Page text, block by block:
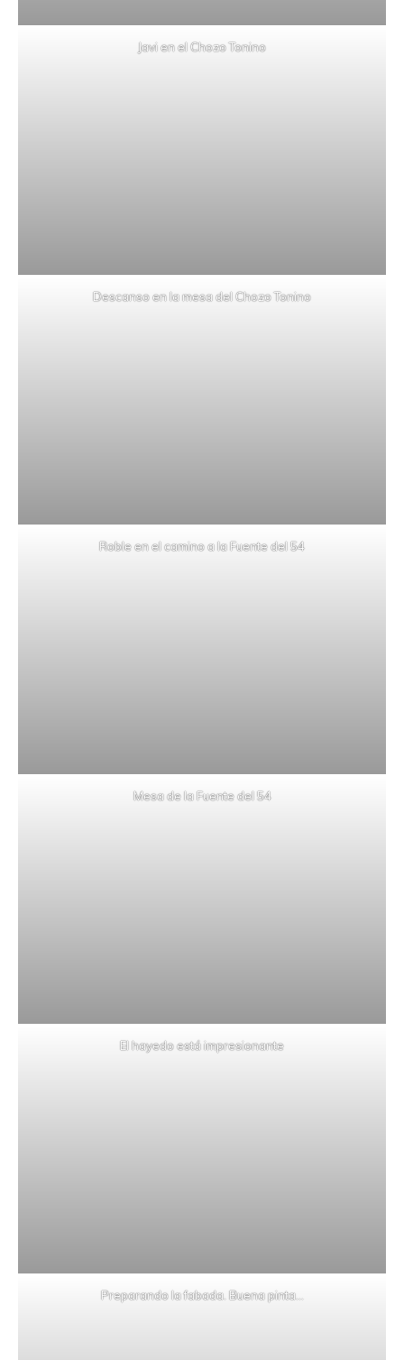
Javi en el Chozo Tonino
Descanso en la mesa del Chozo Tonino
Roble en el camino a la Fuente del 54
Mesa de la Fuente del 54
El hayedo está impresionante
Preparando la fabada. Buena pinta…